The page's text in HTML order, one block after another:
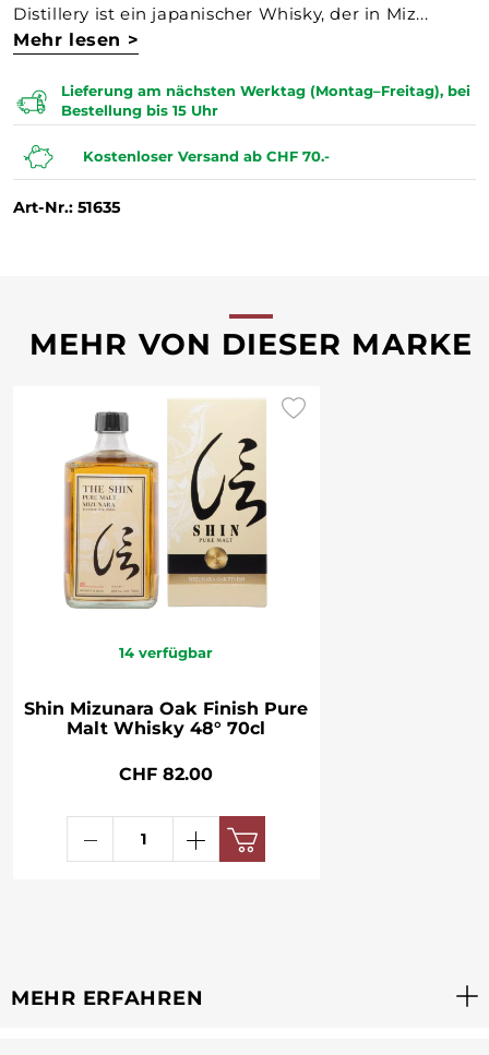
Distillery ist ein japanischer Whisky, der in Miz...
Mehr lesen >
Lieferung am nächsten Werktag (Montag–Freitag), bei
Bestellung bis 15 Uhr
Kostenloser Versand ab CHF 70.-
Art-Nr.: 51635
MEHR VON DIESER MARKE
14 verfügbar
Shin Mizunara Oak Finish Pure
Malt Whisky 48° 70cl
CHF 82.00
MEHR ERFAHREN